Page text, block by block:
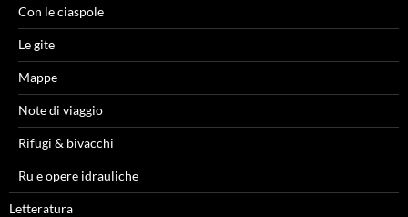
Con le ciaspole
Le gite
Mappe
Note di viaggio
Rifugi & bivacchi
Ru e opere idrauliche
Letteratura